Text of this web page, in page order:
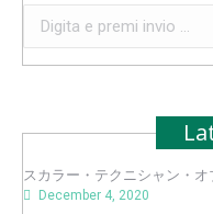
Search:
スカラー・テクニシャン・オ
December 4, 2020